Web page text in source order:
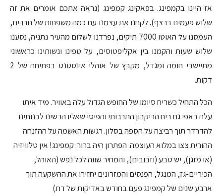
אז היינו בקמפינג. בפאקינג קמפינג (נראה אתכם אומרים את זה
שלוש פעמים ברצף). לקחנו את עצמנו עם כמה משפחות של חברים,
העמסנו על האוטו 7000 תיקים, נפרדנו לשלום מהעיר נתניה, נסענו
שלוש שעות והקמנו בין אקליפטוסים, על טפינו ונשותינו כראשוני
מתיישבי חומה ומגדל, מקבץ של אוהלי אינסטנט בפתיחה של 2
דקות.
הכל התחיל כשריח סיומו של החופש הגדול עלה באוויר. מיד איתו
עלה באפי גם ריח הריקבון התרבותי והפיסי שאליו הרשינו לבנותינו
להדרדר תוך רביצה על הספה בסלון. רגשות האשמה על ההזנחה
ההורית צצו במלוא העוצמה. הפתרון היה ברור: קמפינג! אין טלוויזיה
(או מזגן), יש טבע (וזבובים), והמחיר שווה לכל נפש (האוהל,
הכיריים-גז, המנגל, הפנסים והמזרונים יחזירו את ההשקעה תוך
ארבע שנים של קמפינג פעם בחודש באדיקות של דת)